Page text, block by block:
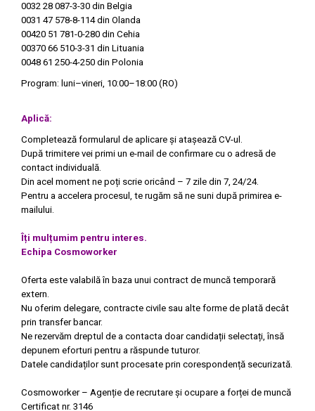
0032 28 087-3-30 din Belgia
0031 47 578-8-114din Olanda
00420 51 781-0-280 din Cehia
00370 66 510-3-31 din Lituania
0048 61 250-4-250 din Polonia
Program: luni–vineri, 10:00–18:00 (RO)
Aplică:
Completează formularul de aplicare și atașează CV-ul.
După trimitere vei primi un e-mail de confirmare cu o adresă de
contact individuală.
Din acel moment ne poți scrie oricând – 7 zile din 7, 24/24.
Pentru a accelera procesul, te rugăm să ne suni după primirea e-
mailului.
Îți mulțumim pentru interes.
Echipa Cosmoworker
Oferta este valabilă în baza unui contract de muncă temporară
extern.
Nu oferim delegare, contracte civile sau alte forme de plată decât
prin transfer bancar.
Ne rezervăm dreptul de a contacta doar candidații selectați, însă
depunem eforturi pentru a răspunde tuturor.
Datele candidaților sunt procesate prin corespondență securizată.
Cosmoworker – Agenție de recrutare și ocupare a forței de muncă
Certificat nr. 3146